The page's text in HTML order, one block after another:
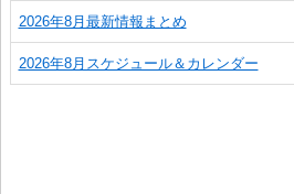
2026年8月最新情報まとめ
2026年8月スケジュール＆カレンダー